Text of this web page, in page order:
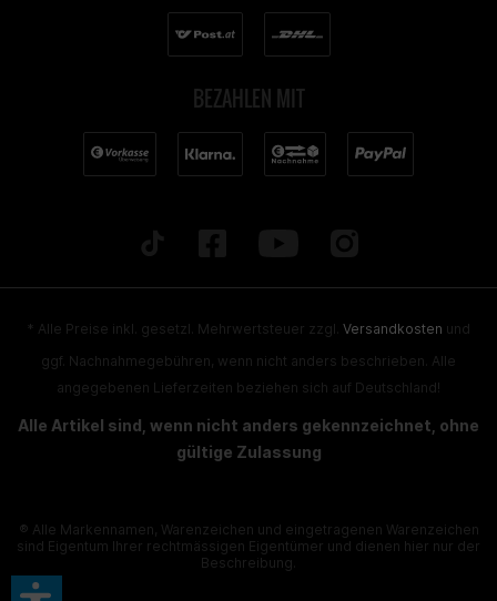
BEZAHLEN MIT
* Alle Preise inkl. gesetzl. Mehrwertsteuer zzgl. Versandkosten und
ggf. Nachnahmegebühren, wenn nicht anders beschrieben. Alle
angegebenen Lieferzeiten beziehen sich auf Deutschland!
Alle Artikel sind, wenn nicht anders gekennzeichnet, ohne
gültige Zulassung
® Alle Markennamen, Warenzeichen und eingetragenen Warenzeichen
sind Eigentum Ihrer rechtmässigen Eigentümer und dienen hier nur der
Beschreibung.